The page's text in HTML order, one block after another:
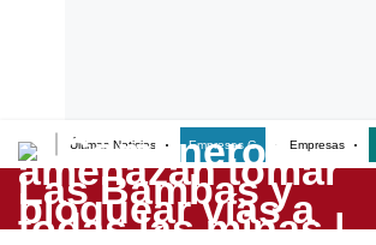
Últimas Noticias Empresas G Empresas
Lo último
Peru Quiosco